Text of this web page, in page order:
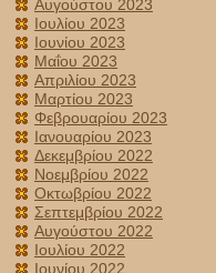
Αυγούστου 2023
Ιουλίου 2023
Ιουνίου 2023
Μαΐου 2023
Απριλίου 2023
Μαρτίου 2023
Φεβρουαρίου 2023
Ιανουαρίου 2023
Δεκεμβρίου 2022
Νοεμβρίου 2022
Οκτωβρίου 2022
Σεπτεμβρίου 2022
Αυγούστου 2022
Ιουλίου 2022
Ιουνίου 2022